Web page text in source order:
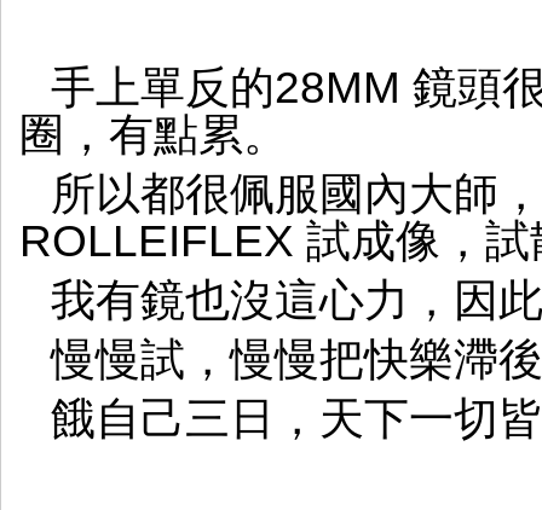
手上單反的28MM 鏡頭
圈，有點累。
所以都很佩服國內大師
ROLLEIFLEX 試成像，
我有鏡也沒這心力，因
慢慢試，慢慢把快樂滯
餓自己三日，天下一切